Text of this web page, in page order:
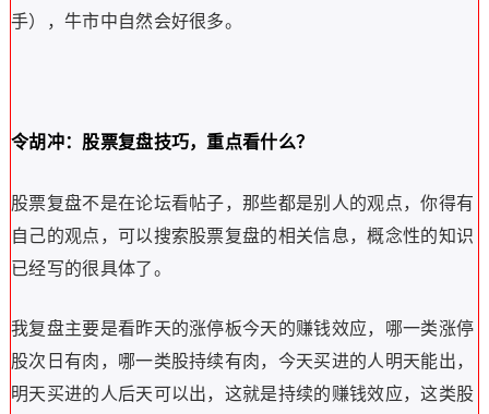
手），牛市中自然会好很多。
令胡冲：股票复盘技巧，重点看什么？
股票复盘不是在论坛看帖子，那些都是别人的观点，你得有
自己的观点，可以搜索股票复盘的相关信息，概念性的知识
已经写的很具体了。
我复盘主要是看昨天的涨停板今天的赚钱效应，哪一类涨停
股次日有肉，哪一类股持续有肉，今天买进的人明天能出，
明天买进的人后天可以出，这就是持续的赚钱效应，这类股